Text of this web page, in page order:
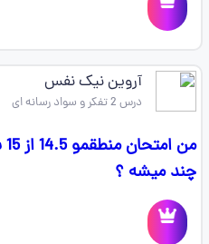
آروین نیک نفس
درس 2 تفکر و سواد رسانه ای
چند میشه ؟